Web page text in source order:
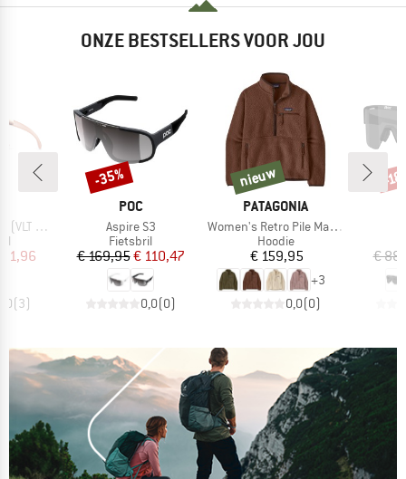
ONZE BESTSELLERS VOOR JOU
13%)
prijs
(3)
MERK
POC
Artikel
Aspire S3
Productgroep
Fietsbril
Prijs
€ 169,95Verlaagde prijs
€ 110,47
0,0(0)
Korting
-35%
MERK
PATAGONIA
Artikel
Women's Retro Pile Marsupial
Productgroep
Hoodie
Prijs
€ 159,95
+3
0,0(0)
nieuw
nieuw
€
-